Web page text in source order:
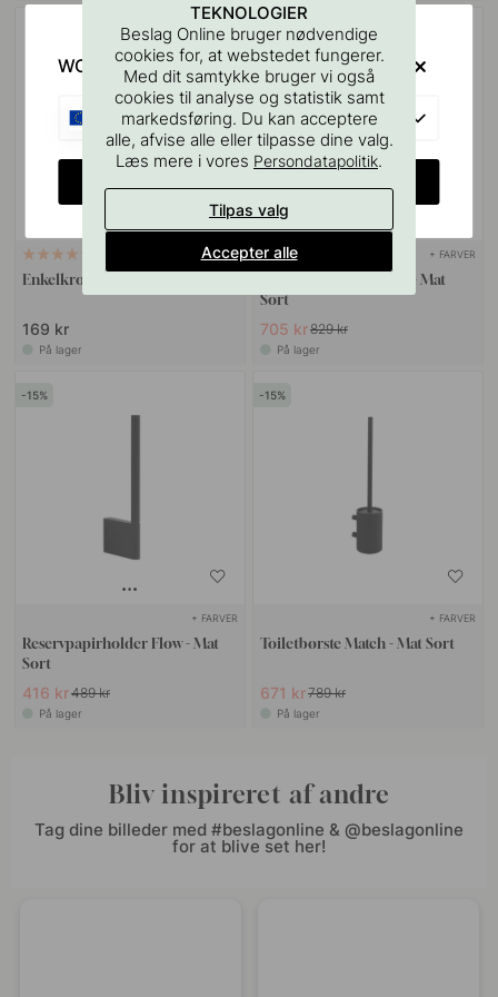
+ FARVER
Enkelkrog Flow - Mat Sort
169 kr
På lager
15
+ FARVER
Håndklædestang Flow - Mat
Sort
705 kr829 kr
På lager
15
+ FARVER
Reservpapirholder Flow - Mat
Sort
416 kr489 kr
På lager
15
+ FARVER
Toiletbørste Match - Mat Sort
671 kr789 kr
På lager
Bliv inspireret af andre
Tag dine billeder med #beslagonline & @beslagonline
for at blive set her!
TEKNOLOGIER
Beslag Online bruger nødvendige
cookies for, at webstedet fungerer.
Med dit samtykke bruger vi også
cookies til analyse og statistik samt
markedsføring. Du kan acceptere
alle, afvise alle eller tilpasse dine valg.
Læs mere i vores Persondatapolitik.
Tilpas valg
Accepter alle
WOULD YOU RATHER VISIT?
EU